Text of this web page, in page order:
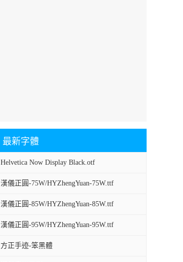
最新字體
Helvetica Now Display Black.otf
漢儀正圓-75W/HYZhengYuan-75W.ttf
漢儀正圓-85W/HYZhengYuan-85W.ttf
漢儀正圓-95W/HYZhengYuan-95W.ttf
方正手迹-笨黑體